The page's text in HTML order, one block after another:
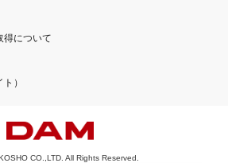
得について
）
CO.,LTD. All Rights Reserved.